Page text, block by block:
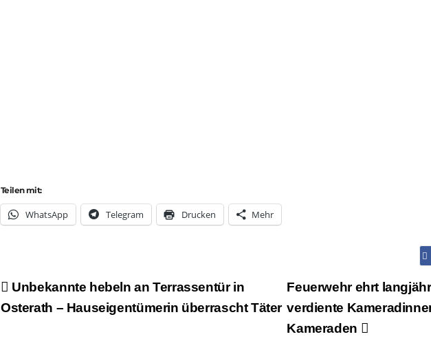
Teilen mit:
Whats­App Tele­gram Dru­cken Mehr
Beitragsnavigation
Feuerwehr ehrt
verdiente
Kameraden
Unbekannte hebeln an Terrassentür in
Osterath – Hauseigentümerin überrascht Täter